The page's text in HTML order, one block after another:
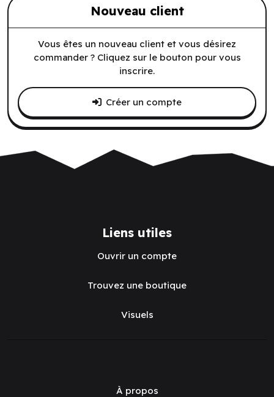
Nouveau client
Vous êtes un nouveau client et vous désirez
commander ? Cliquez sur le bouton pour vous
inscrire.
Créer un compte
Liens utiles
Ouvrir un compte
Trouvez une boutique
Visuels
À propos